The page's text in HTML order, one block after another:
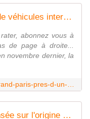
Grand Paris : près d'un million de véhicules interdits de rouler dès juillet ? - frico-racing-passion moto
abonnez vous à
de page à droite...
novembre dernier, la
Pouvez-vous préciser votre pensée sur l'origine du réchauffement climatique? - MichelOnfray.com